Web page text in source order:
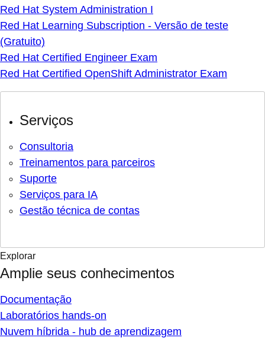
Red Hat System Administration I
Red Hat Learning Subscription - Versão de teste
(Gratuito)
Red Hat Certified Engineer Exam
Red Hat Certified OpenShift Administrator Exam
Serviços
Consultoria
Treinamentos para parceiros
Suporte
Serviços para IA
Gestão técnica de contas
Explorar
Amplie seus conhecimentos
Documentação
Laboratórios hands-on
Nuvem híbrida - hub de aprendizagem